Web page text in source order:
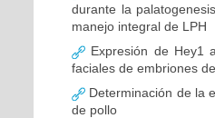
durante la
manejo integral de LPH
Expresión de Hey1
faciales de embriones
Determinación de la
de pollo